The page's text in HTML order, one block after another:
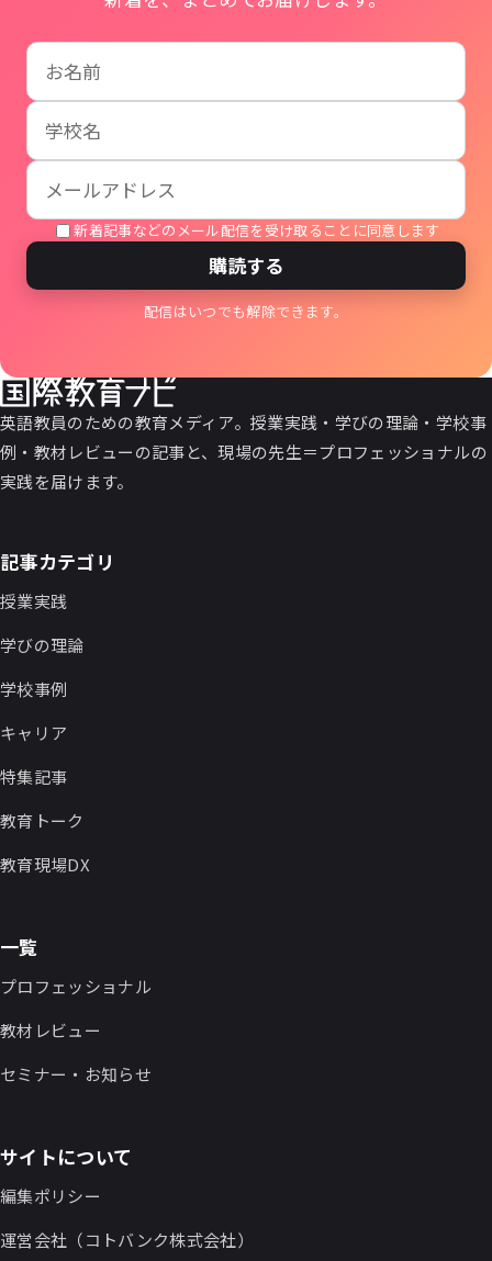
お名前
学校名
メールアドレス
新着記事などのメール配信を受け取ることに同意します
購読する
配信はいつでも解除できます。
英語教員のための教育メディア。授業実践・学びの理論・学校事
例・教材レビューの記事と、現場の先生＝プロフェッショナルの
実践を届けます。
記事カテゴリ
授業実践
学びの理論
学校事例
キャリア
特集記事
教育トーク
教育現場DX
一覧
プロフェッショナル
教材レビュー
セミナー・お知らせ
サイトについて
編集ポリシー
運営会社（コトバンク株式会社）